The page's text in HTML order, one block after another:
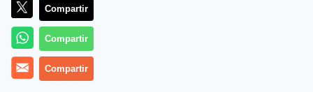
Compartir
Compartir
Compartir